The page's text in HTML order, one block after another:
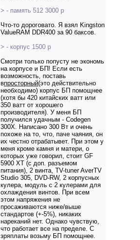
> - память 512 3000 р
Что-то дороговато. Я взял Kingston
ValueRAM DDR400 за 90 баксов.
> - корпус 1500 р
Смотри только попусту не экономь
на корпусе и БП! Если есть
возможность, поставь
впросторный(это действительно
необходимо) корпус БП помощнее
(хотя бы 420 китайских ватт или
350 ватт от хорошего
производителя). У меня БП
получился удачным - Codegen
300X. Написано 300 Вт и очень
похоже на то, что, паче чаяния, он
их честно отрабатывет. При этом у
меня кроме камня и матери, о
которых уже говорил, стоит GF
5900 XT (с доп. разъемом
питания), 2 винта, TV-tuner AverTV
Studio 305, DVD-RW, 2 корпусных
кулера, модуль с 2 кулерами для
охлаждения винтов. При всем
этом напряжения не
просаживаются ниже/выше
стандартов (+-5%), никаких
нареканий нет. Однако чувствую,
что работает все на пределе. С
зряплаты возьму БП помощнее.